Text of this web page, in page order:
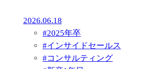
2026.06.18
#2025年卒
#インサイドセールス
#コンサルティング